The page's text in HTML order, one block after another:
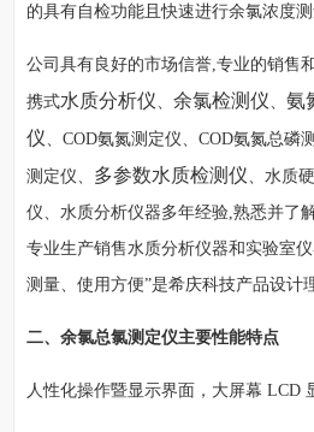
的具有自检功能且快速进行余氯浓度测
公司具有良好的市场信誉,专业的销售
携式水质分析仪 、余氯检测仪 、氨
仪 、COD氨氮测定仪、COD氨氮总磷
测定仪、 多参数水质检测仪 、水质
仪、水质分析仪器多年经验,熟悉并了
专业生产销售水质分析仪器和实验室仪
测量、使用方便”是希庆科技产品设计
二、余氯总氯测定仪主要性能特点
人性化操作暨显示界面，大屏幕 LCD